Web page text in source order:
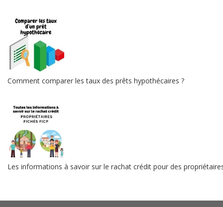
Comment comparer les taux des prêts hypothécaires ?
Les informations à savoir sur le rachat crédit pour des